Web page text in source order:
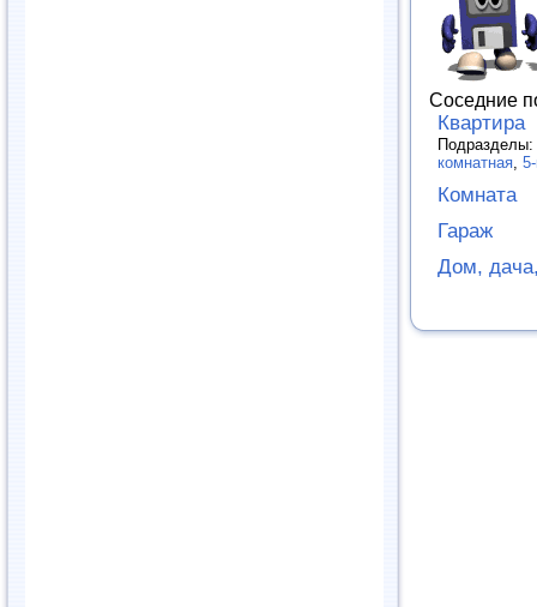
Соседние
Квартира
Подразделы:
комнатная
Комната
Гараж
Дом,